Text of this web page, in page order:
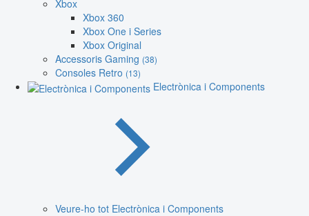
Xbox
Xbox 360
Xbox One i Series
Xbox Original
Accessoris Gaming (38)
Consoles Retro (13)
Electrònica i Components
Veure-ho tot Electrònica i Components